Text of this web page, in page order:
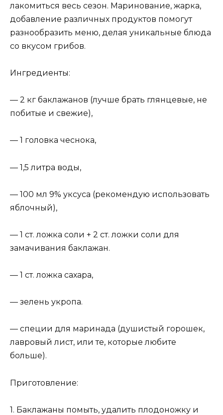
лакомиться весь сезон. Маринование, жарка,
добавление различных продуктов помогут
разнообразить меню, делая уникальные блюда
со вкусом грибов.
Ингредиенты:
— 2 кг баклажанов (лучше брать глянцевые, не
побитые и свежие),
— 1 головка чеснока,
— 1,5 литра воды,
— 100 мл 9% уксуса (рекомендую использовать
яблочный),
— 1 ст. ложка соли + 2 ст. ложки соли для
замачивания баклажан.
— 1 ст. ложка сахара,
— зелень укропа.
— специи для маринада (душистый горошек,
лавровый лист, или те, которые любите
больше).
Приготовление:
1. Баклажаны помыть, удалить плодоножку и